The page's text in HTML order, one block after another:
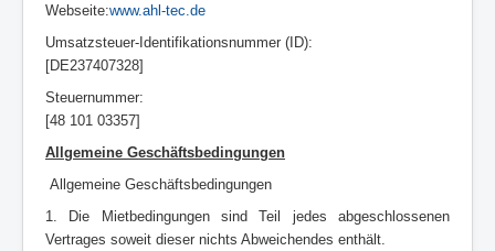
Webseite:www.ahl-tec.de
Umsatzsteuer-Identifikationsnummer (ID):
[DE237407328]
Steuernummer:
[48 101 03357]
Allgemeine Geschäftsbedingungen
Allgemeine Geschäftsbedingungen
1. Die Mietbedingungen sind Teil jedes abgeschlossenen
Vertrages soweit dieser nichts Abweichendes enthält.